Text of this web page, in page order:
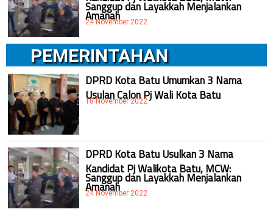
Sanggup dan Layakkah Menjalankan
Amanah
24 November 2022
PEMERINTAHAN
DPRD Kota Batu Umumkan 3 Nama
Usulan Calon Pj Wali Kota Batu
18 November 2022
DPRD Kota Batu Usulkan 3 Nama
Kandidat Pj Walikota Batu, MCW:
Sanggup dan Layakkah Menjalankan
Amanah
24 November 2022